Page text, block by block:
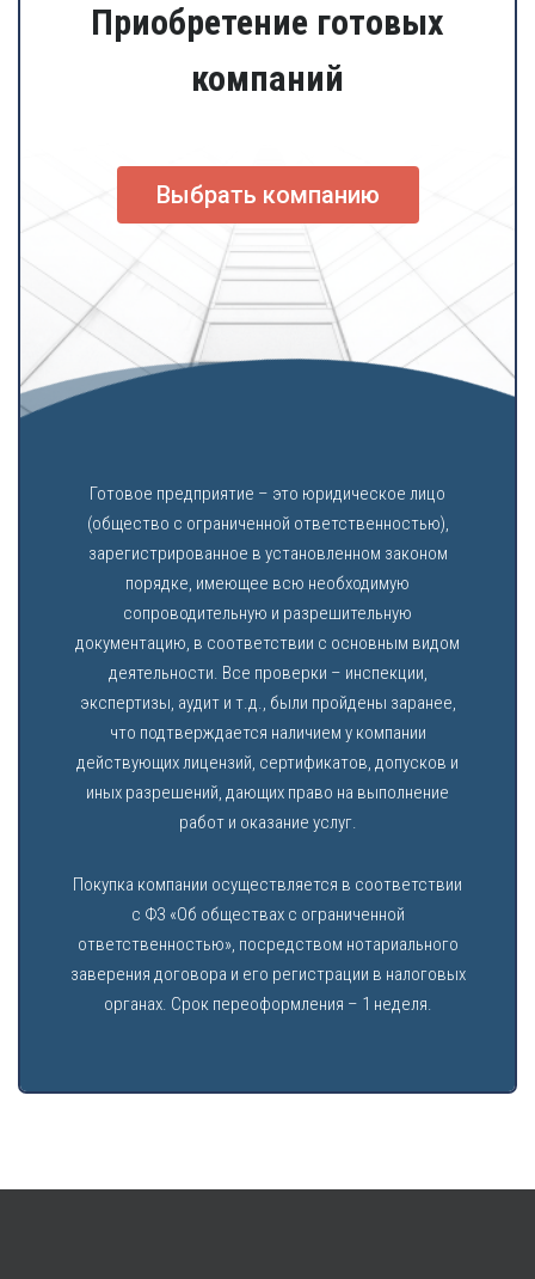
Приобретение готовых
компаний
Выбрать компанию
Готовое предприятие – это юридическое лицо
(общество с ограниченной ответственностью),
зарегистрированное в установленном законом
порядке, имеющее всю необходимую
сопроводительную и разрешительную
документацию, в соответствии с основным видом
деятельности. Все проверки – инспекции,
экспертизы, аудит и т.д., были пройдены заранее,
что подтверждается наличием у компании
действующих лицензий, сертификатов, допусков и
иных разрешений, дающих право на выполнение
работ и оказание услуг.
Покупка компании осуществляется в соответствии
с ФЗ «Об обществах с ограниченной
ответственностью», посредством нотариального
заверения договора и его регистрации в налоговых
органах. Срок переоформления – 1 неделя.